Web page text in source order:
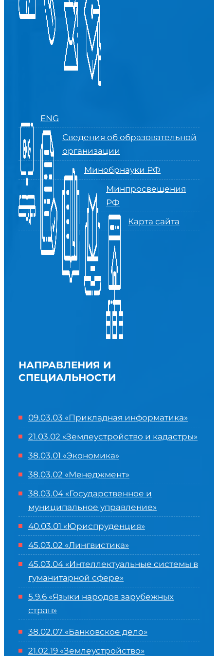
ENG
Сведения об образовательной
организации
Минобрнауки РФ
Минпросвещения
РФ
Карта сайта
НАПРАВЛЕНИЯ И
СПЕЦИАЛЬНОСТИ
09.03.03 «Прикладная информатика»
21.03.02 «Землеустройство и кадастры»
38.03.01 «Экономика»
38.03.02 «Менеджмент»
38.03.04 «Государственное и
муниципальное управление»
40.03.01 «Юриспруденция»
45.03.02 «Лингвистика»
45.03.04 «Интеллектуальные системы в
гуманитарной сфере»
5.9.6 «Языки народов зарубежных
стран»
38.02.07 «Банковское дело»
21.02.19 «Землеустройство»